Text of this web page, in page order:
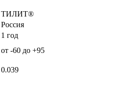
ТИЛИТ®
Россия
1 год
от -60 до +95
0.039